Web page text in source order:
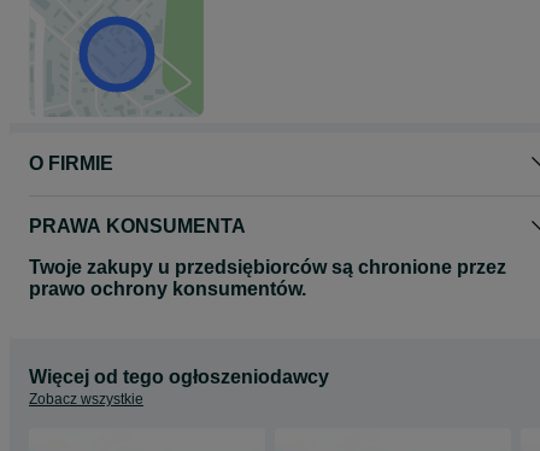
O FIRMIE
PRAWA KONSUMENTA
Twoje zakupy u przedsiębiorców są chronione przez
prawo ochrony konsumentów.
Więcej od tego ogłoszeniodawcy
Zobacz wszystkie